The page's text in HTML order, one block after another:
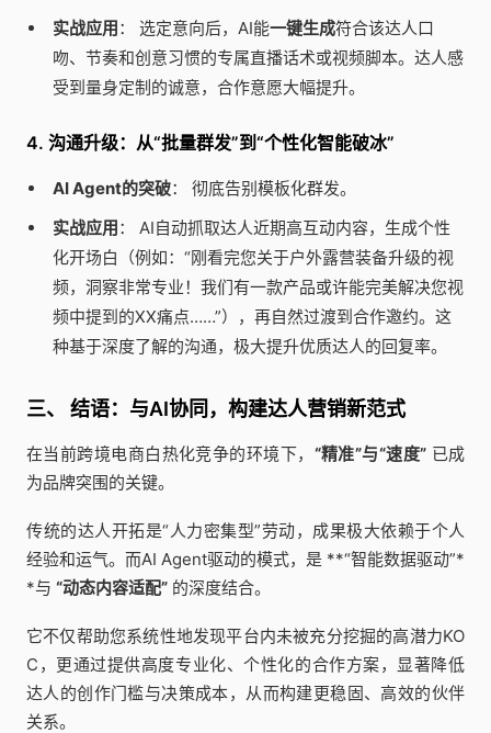
实战应用： 选定意向后，AI能一键生成符合该达人口
吻、节奏和创意习惯的专属直播话术或视频脚本。达人感
受到量身定制的诚意，合作意愿大幅提升。
4. 沟通升级：从“批量群发”到“个性化智能破冰”
AI Agent的突破： 彻底告别模板化群发。
实战应用： AI自动抓取达人近期高互动内容，生成个性
化开场白（例如：“刚看完您关于户外露营装备升级的视
频，洞察非常专业！我们有一款产品或许能完美解决您视
频中提到的XX痛点……”），再自然过渡到合作邀约。这
种基于深度了解的沟通，极大提升优质达人的回复率。
三、 结语：与AI协同，构建达人营销新范式
在当前跨境电商白热化竞争的环境下， “精准”与“速度” 已成
为品牌突围的关键。
传统的达人开拓是“人力密集型”劳动，成果极大依赖于个人
经验和运气。而AI Agent驱动的模式，是 **“智能数据驱动”*
*与 “动态内容适配” 的深度结合。
它不仅帮助您系统性地发现平台内未被充分挖掘的高潜力KO
C，更通过提供高度专业化、个性化的合作方案，显著降低
达人的创作门槛与决策成本，从而构建更稳固、高效的伙伴
关系。